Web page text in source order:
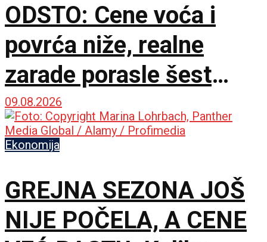
ODSTO: Cene voća i
povrća niže, realne
zarade porasle šest
odsto
09.08.2026
Ekonomija
GREJNA SEZONA JOŠ
NIJE POČELA, A CENE